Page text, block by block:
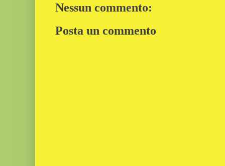
Nessun commento:
Posta un commento